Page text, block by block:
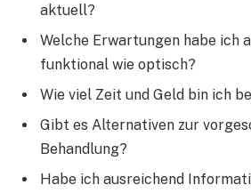
aktuell?
Welche Erwartungen habe ich
funktional wie optisch?
Wie viel Zeit und Geld bin ich
Gibt es Alternativen zur
Behandlung?
Habe ich ausreichend